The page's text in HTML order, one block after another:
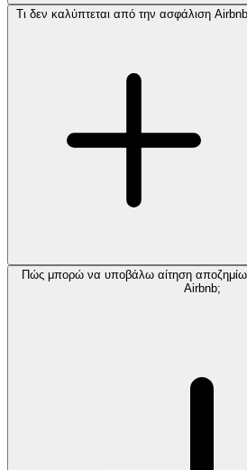
Τι δεν καλύπτεται από την ασφάλιση
Πώς μπορώ να υποβάλω αίτηση
Airbnb;